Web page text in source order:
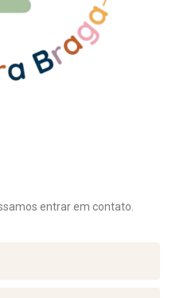
entrar em contato.